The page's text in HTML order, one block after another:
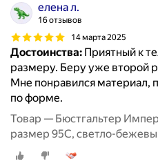
елена л.
16 отзывов
14 марта 2025
Достоинства: Приятный к
размеру. Беру уже второй
Мне понравился материал,
по форме.
Товар — Бюстгальтер
размер 95C, светло-